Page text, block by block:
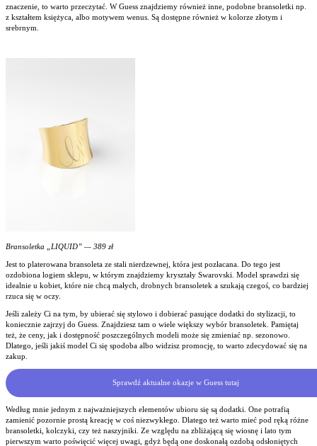
znaczenie, to warto przeczytać. W Guess znajdziemy również inne, podobne bransoletki np.
z kształtem księżyca, albo motywem wenus. Są dostępne również w kolorze złotym i
srebrnym.
Bransoletka „LIQUID” — 389 zł
Jest to platerowana bransoleta ze stali nierdzewnej, która jest pozłacana. Do tego jest
ozdobiona logiem sklepu, w którym znajdziemy kryształy Swarovski. Model sprawdzi się
idealnie u kobiet, które nie chcą małych, drobnych bransoletek a szukają czegoś, co bardziej
rzuca się w oczy.
Jeśli zależy Ci na tym, by ubierać się stylowo i dobierać pasujące dodatki do stylizacji, to
koniecznie zajrzyj do Guess. Znajdziesz tam o wiele większy wybór bransoletek. Pamiętaj
też, że ceny, jak i dostępność poszczególnych modeli może się zmieniać np. sezonowo.
Dlatego, jeśli jakiś model Ci się spodoba albo widzisz promocję, to warto zdecydować się na
zakup.
Sprawdź aktualne okazje w Guess tutaj
Według mnie jednym z najważniejszych elementów ubioru się są dodatki. One potrafią
zamienić pozornie prostą kreację w coś niezwykłego. Dlatego też warto mieć pod ręką różne
bransoletki, kolczyki, czy też naszyjniki. Ze względu na zbliżającą się wiosnę i lato tym
pierwszym warto poświęcić więcej uwagi, gdyż będą one doskonałą ozdobą odsłoniętych